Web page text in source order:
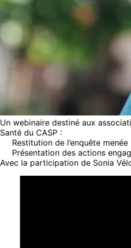
Un webinaire destiné aux
Santé du CASP :
Restitution de l’enquête
Présentation des actions
Avec la participation de Sonia